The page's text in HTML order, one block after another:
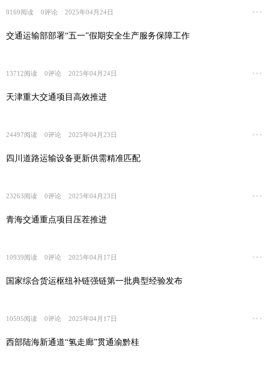
9169阅读 0评论 2025年04月24日
交通运输部部署“五一”假期安全生产服务保障工作
13712阅读 0评论 2025年04月24日
天津重大交通项目高效推进
24497阅读 0评论 2025年04月23日
四川道路运输设备更新供需精准匹配
23263阅读 0评论 2025年04月23日
青海交通重点项目压茬推进
10939阅读 0评论 2025年04月17日
国家综合货运枢纽补链强链第一批典型经验发布
10595阅读 0评论 2025年04月17日
西部陆海新通道“氢走廊”贯通渝黔桂